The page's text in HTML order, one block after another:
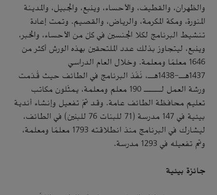
والظهران، والقطيف، والأحساء، وينبع، والجبيل، والمدينة
المنورة، ومكة المكرمة، والرياض، والقصيم. وتمت إعادة
تنشيط البرنامج لكلا الجنسين في كلّ من الأحساء، والخبر،
وينبع، ليتجاوز بذلك عدد الملتحقين بهذه الورش أكثر من
1646 معلمًا ومعلمة. وخلال العام الدراسي
1437هـ-1438هـ، نُفّذ البرنامج في الطائف حيث قُدّمت
ورشة العمل لـــ 190 معلم ومعلمة، يمثّلون مكاتب
تعليم محافظة الطائف عامة. وقد تمّ تفعيل وإنشاء أندية
بيئية في 147 مدرسة (71 للبنات 76 للبنين) في الطائف،
ليشارك في البرنامج منذ انطلاقته 1793 معلمًا ومعلمة،
وتم تفعيله في 1293 مدرسة.
جائزة بيئية